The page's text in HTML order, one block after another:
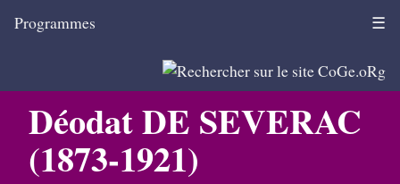
Programmes ☰
Déodat DE SEVERAC
(1873-1921)